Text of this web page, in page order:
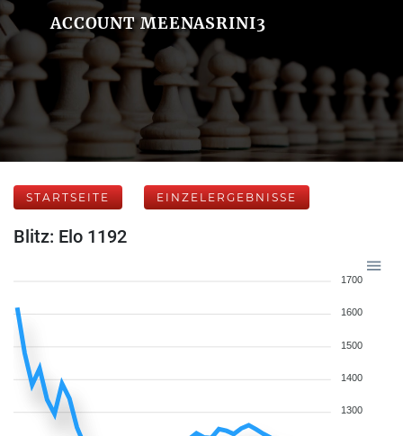
ACCOUNT MEENASRINI3
STARTSEITE EINZELERGEBNISSE
Blitz: Elo 1192
1700
1600
1500
1400
1300